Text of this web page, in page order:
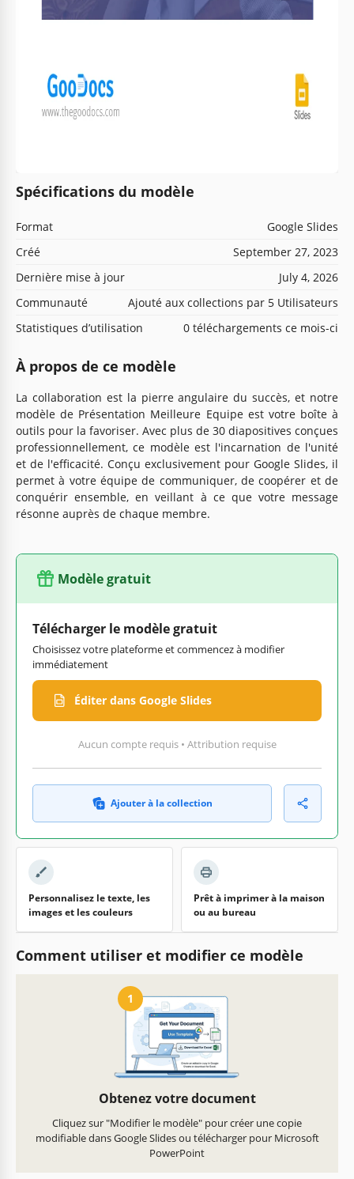
Spécifications du modèle
Format
Google Slides
Créé
September 27, 2023
Dernière mise à jour
July 4, 2026
Communauté
Ajouté aux collections par 5 Utilisateurs
Statistiques d’utilisation
0 téléchargements ce mois-ci
À propos de ce modèle
La collaboration est la pierre angulaire du succès, et notre
modèle de Présentation Meilleure Equipe est votre boîte à
outils pour la favoriser. Avec plus de 30 diapositives conçues
professionnellement, ce modèle est l'incarnation de l'unité
et de l'efficacité. Conçu exclusivement pour Google Slides, il
permet à votre équipe de communiquer, de coopérer et de
conquérir ensemble, en veillant à ce que votre message
résonne auprès de chaque membre.
Modèle gratuit
Télécharger le modèle gratuit
Choisissez votre plateforme et commencez à modifier
immédiatement
Éditer dans Google Slides
Aucun compte requis • Attribution requise
Ajouter à la collection
Personnalisez le texte, les
images et les couleurs
Prêt à imprimer à la maison
ou au bureau
Comment utiliser et modifier ce modèle
1
Obtenez votre document
Cliquez sur "Modifier le modèle" pour créer une copie
modifiable dans Google Slides ou télécharger pour Microsoft
PowerPoint